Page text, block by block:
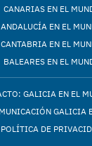
CANARIAS EN EL
ANDALUCÍA EN EL
CANTABRIA EN EL
BALEARES EN EL
GALICIA EN EL
GALICIA
POLÍTICA DE